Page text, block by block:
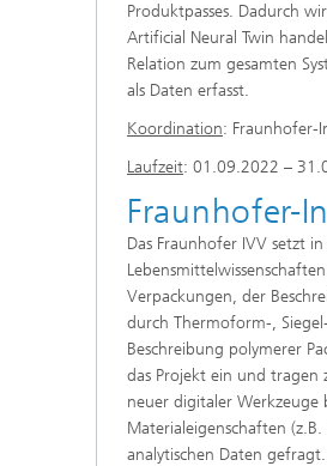
Produktpasses. Dadurch
Artificial Neural Twin
Relation zum gesamten
als Daten erfasst.
Koordination: Fraunhofer-
Laufzeit: 01.09.2022 –
Fraunhofer-
Das Fraunhofer IVV setzt
Verpackungen, der
durch Thermoform-,
Beschreibung polymerer
das Projekt ein und tragen
neuer digitaler Werkzeuge
Materialeigenschaften
analytischen Daten